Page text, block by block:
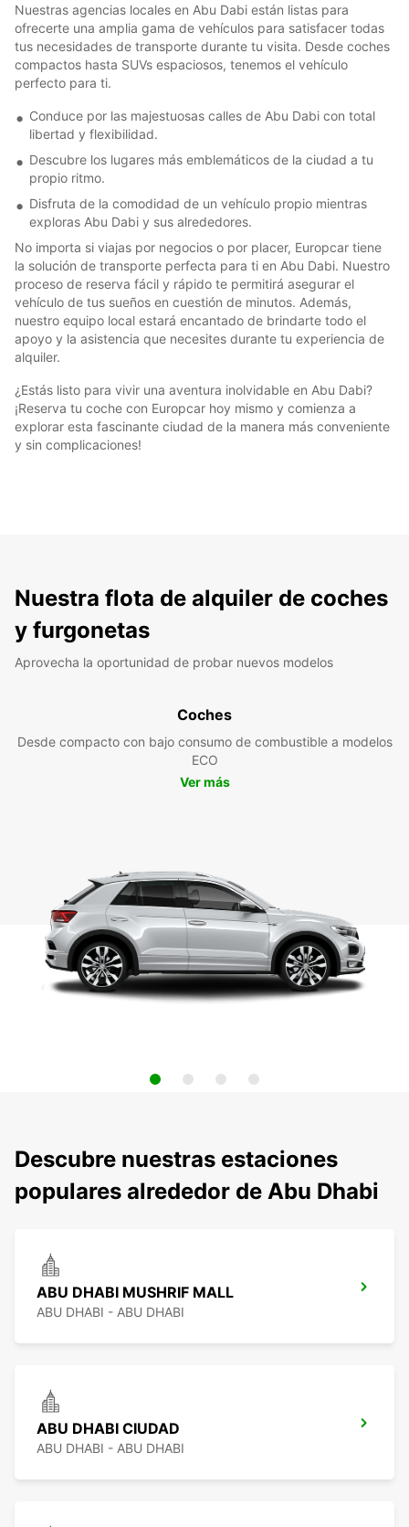
Nuestras agencias locales en Abu Dabi están listas para
ofrecerte una amplia gama de vehículos para satisfacer todas
tus necesidades de transporte durante tu visita. Desde coches
compactos hasta SUVs espaciosos, tenemos el vehículo
perfecto para ti.
Conduce por las majestuosas calles de Abu Dabi con total
libertad y flexibilidad.
Descubre los lugares más emblemáticos de la ciudad a tu
propio ritmo.
Disfruta de la comodidad de un vehículo propio mientras
exploras Abu Dabi y sus alrededores.
No importa si viajas por negocios o por placer, Europcar tiene
la solución de transporte perfecta para ti en Abu Dabi. Nuestro
proceso de reserva fácil y rápido te permitirá asegurar el
vehículo de tus sueños en cuestión de minutos. Además,
nuestro equipo local estará encantado de brindarte todo el
apoyo y la asistencia que necesites durante tu experiencia de
alquiler.
¿Estás listo para vivir una aventura inolvidable en Abu Dabi?
¡Reserva tu coche con Europcar hoy mismo y comienza a
explorar esta fascinante ciudad de la manera más conveniente
y sin complicaciones!
Nuestra flota de alquiler de coches
y furgonetas
Aprovecha la oportunidad de probar nuevos modelos
Coches
Desde compacto con bajo consumo de combustible a modelos
ECO
Ver más
Descubre nuestras estaciones
populares alrededor de Abu Dhabi
ABU DHABI MUSHRIF MALL
ABU DHABI - ABU DHABI
ABU DHABI CIUDAD
ABU DHABI - ABU DHABI